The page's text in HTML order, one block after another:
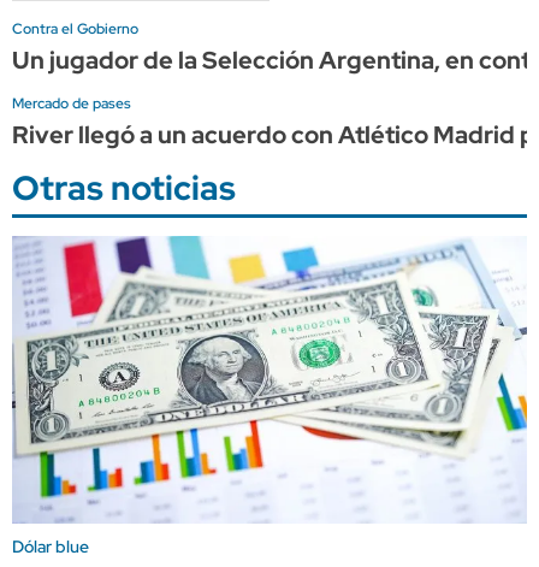
Contra el Gobierno
Un jugador de la Selección Argentina, en
Mercado de pases
River llegó a un acuerdo con Atlético Madrid
Otras noticias
Dólar blue